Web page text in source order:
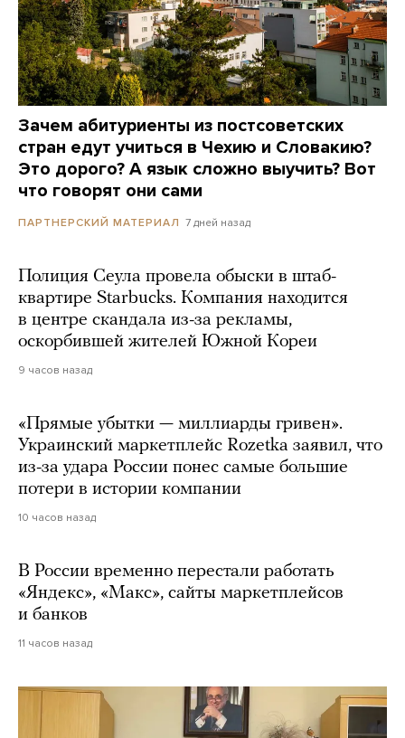
Зачем абитуриенты из постсоветских
стран едут учиться в Чехию и Словакию?
Это дорого? А язык сложно выучить? Вот
что говорят они сами
ПАРТНЕРСКИЙ МАТЕРИАЛ 7 дней назад
Полиция Сеула провела обыски в штаб-
квартире Starbucks. Компания находится
в центре скандала из-за рекламы,
оскорбившей жителей Южной Кореи
9 часов назад
«Прямые убытки — миллиарды гривен».
Украинский маркетплейс Rozetka заявил, что
из-за удара России понес самые большие
потери в истории компании
10 часов назад
В России временно перестали работать
«Яндекс», «Макс», сайты маркетплейсов
и банков
11 часов назад